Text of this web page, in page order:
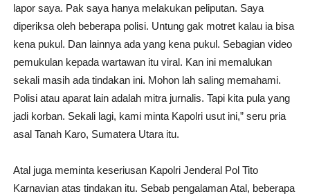
lapor saya. Pak saya hanya melakukan peliputan. Saya
diperiksa oleh beberapa polisi. Untung gak motret kalau ia bisa
kena pukul. Dan lainnya ada yang kena pukul. Sebagian video
pemukulan kepada wartawan itu viral. Kan ini memalukan
sekali masih ada tindakan ini. Mohon lah saling memahami.
Polisi atau aparat lain adalah mitra jurnalis. Tapi kita pula yang
jadi korban. Sekali lagi, kami minta Kapolri usut ini,” seru pria
asal Tanah Karo, Sumatera Utara itu.
Atal juga meminta keseriusan Kapolri Jenderal Pol Tito
Karnavian atas tindakan itu. Sebab pengalaman Atal, beberapa